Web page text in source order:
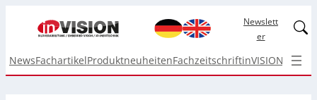
Newslett
er
NewsFachartikelProduktneuheitenFachzeitschriftinVISION Top